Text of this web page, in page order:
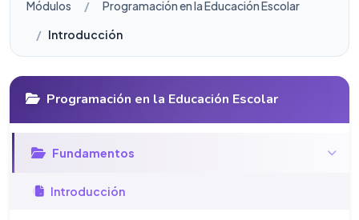
Módulos
Programación en la Educación Escolar
Introducción
Programación en la Educación Escolar
Fundamentos
Introducción